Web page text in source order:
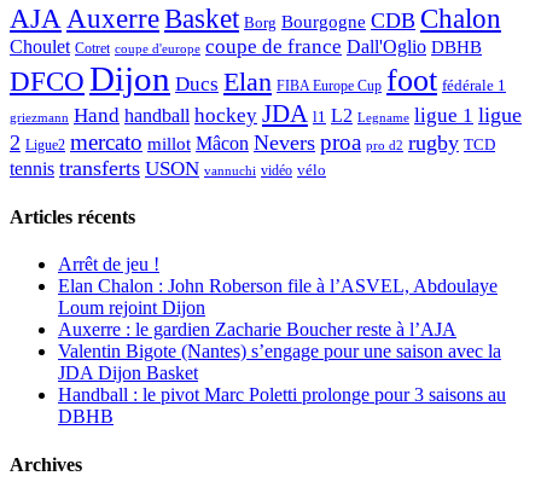
AJA AuxerreBasket Borg Bourgogne CDB Chalon
Choulet Cotret coupe d'europe coupe de france Dall'Oglio DBHB
DFCODijon Ducs Elan FIBA Europe Cup foot fédérale 1
griezmann Hand handball hockey JDA l1 L2 Legname ligue 1 ligue
2 Ligue2 mercato millot Mâcon Nevers proa pro d2 rugby TCD
tennis transferts USON vannuchi vidéo vélo
Articles récents
Arrêt de jeu !
Elan Chalon : John Roberson file à l’ASVEL, Abdoulaye
Loum rejoint Dijon
Auxerre : le gardien Zacharie Boucher reste à l’AJA
Valentin Bigote (Nantes) s’engage pour une saison avec la
JDA Dijon Basket
Handball : le pivot Marc Poletti prolonge pour 3 saisons au
DBHB
Archives